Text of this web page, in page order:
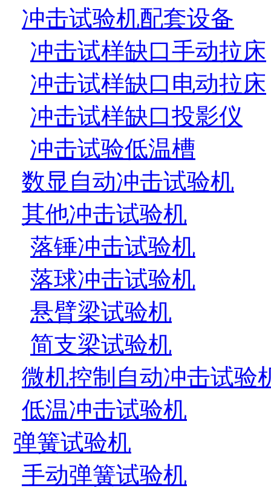
冲击试验机配套设备
冲击试样缺口手动拉床
冲击试样缺口电动拉床
冲击试样缺口投影仪
冲击试验低温槽
数显自动冲击试验机
其他冲击试验机
落锤冲击试验机
落球冲击试验机
悬臂梁试验机
简支梁试验机
微机控制自动冲击试验
低温冲击试验机
弹簧试验机
手动弹簧试验机